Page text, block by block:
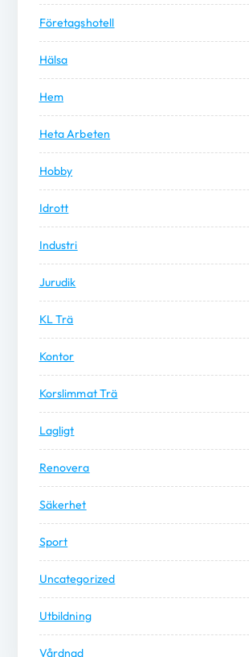
Företagshotell
Hälsa
Hem
Heta Arbeten
Hobby
Idrott
Industri
Jurudik
KL Trä
Kontor
Korslimmat Trä
Lagligt
Renovera
Säkerhet
Sport
Uncategorized
Utbildning
Vårdnad